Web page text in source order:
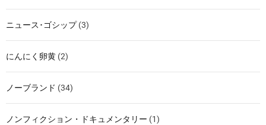
ニュース･ゴシップ(3)
にんにく卵黄 (2)
ノーブランド (34)
ノンフィクション・ドキュメンタリー (1)